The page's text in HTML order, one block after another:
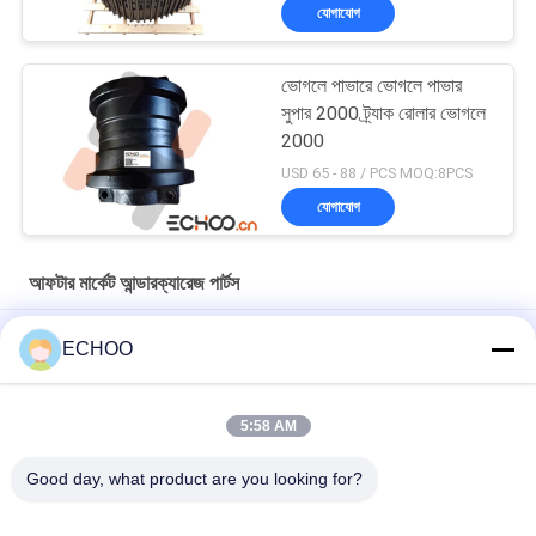
যোগাযোগ
ভোগলে পাভারে ভোগলে পাভার
সুপার 2000 ট্র্যাক রোলার ভোগলে
2000
USD 65 - 88 / PCS MOQ:8PCS
যোগাযোগ
আফটার মার্কেট আন্ডারক্যারেজ পার্টস
কালো রঙ ভারি খননকারী undercarriage যন্ত্রাংশ Komatsu PC300 শীর্ষ রোলার
UX031H0E মিনি খননকারী আন্ডারওয়্যার অংশ / ব্ল্যাক এক্সক্লুটার ট্র্যাক আইডলার
UX054V2E BF800 অ্যাসফাল্ট পেভারের জন্য আইডলার হুইল 5870079
ECHOO
5:58 AM
Good day, what product are you looking for?